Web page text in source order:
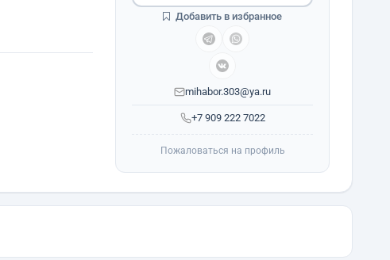
+7 909 222 7022
mihabor.303@ya.ru
Добавить в избранное
Пожаловаться на профиль